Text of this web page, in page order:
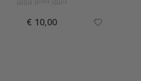
Special
Price
€ 10,00